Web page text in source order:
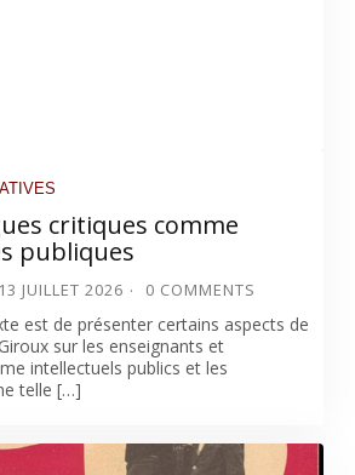
critiques comme
publiques
13 JUILLET 2026 0 COMMENTS
est de présenter certains aspects de
sur les enseignants et
intellectuels publics et les
telle […]